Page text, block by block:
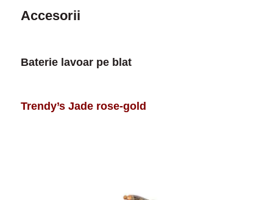
Accesorii
Baterie lavoar pe blat
Trendy’s Jade rose-gold